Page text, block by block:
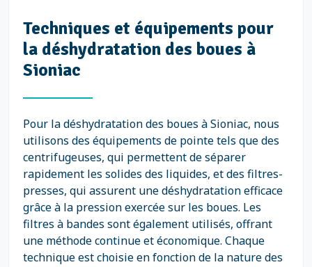
Techniques et équipements pour
la déshydratation des boues à
Sioniac
Pour la déshydratation des boues à Sioniac, nous
utilisons des équipements de pointe tels que des
centrifugeuses, qui permettent de séparer
rapidement les solides des liquides, et des filtres-
presses, qui assurent une déshydratation efficace
grâce à la pression exercée sur les boues. Les
filtres à bandes sont également utilisés, offrant
une méthode continue et économique. Chaque
technique est choisie en fonction de la nature des